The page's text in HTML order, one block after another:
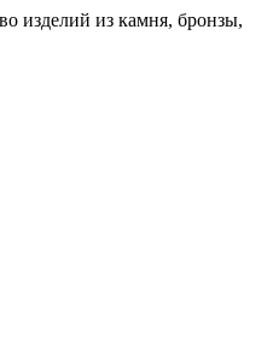
изделий из камня, бронзы,